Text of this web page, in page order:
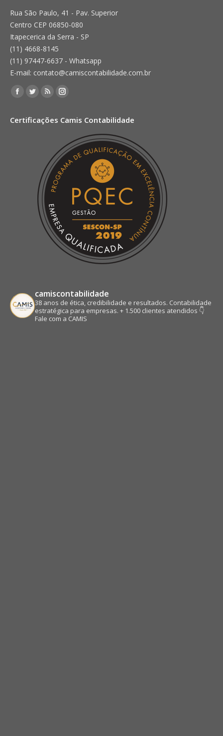
Rua São Paulo, 41 - Pav. Superior
Centro CEP 06850-080
Itapecerica da Serra - SP
(11) 4668-8145
(11) 97447-6637 - Whatsapp
E-mail: contato@camiscontabilidade.com.br
Encontre-nos em:
Facebook
opens
Twitter
opens
window
Rss
opens
new
window
Instagram
opens
new
window
Certificações Camis Contabilidade
camiscontabilidade
38 anos de ética, credibilidade e resultados. Contabilidade
estratégica para empresas. + 1.500 clientes atendidos 👇
Fale com a CAMIS